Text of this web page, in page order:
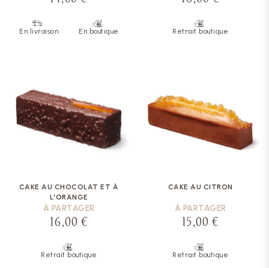
En livraison En boutique Retrait boutique
CAKE AU CHOCOLAT ET À
L'ORANGE
À PARTAGER
16,00 €
Retrait boutique
CAKE AU CITRON
À PARTAGER
15,00 €
Retrait boutique